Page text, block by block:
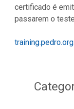
certificado é
passarem o